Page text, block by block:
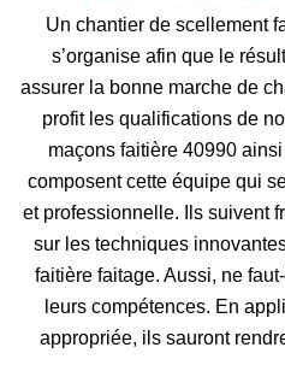
Un chantier de scellement
s’organise afin que le
assurer la bonne marche de
profit les qualifications de
maçons faitière 40990
composent cette équipe qui
et professionnelle. Ils suivent
sur les techniques
faitière faitage. Aussi, ne
leurs compétences. En
appropriée, ils sauront